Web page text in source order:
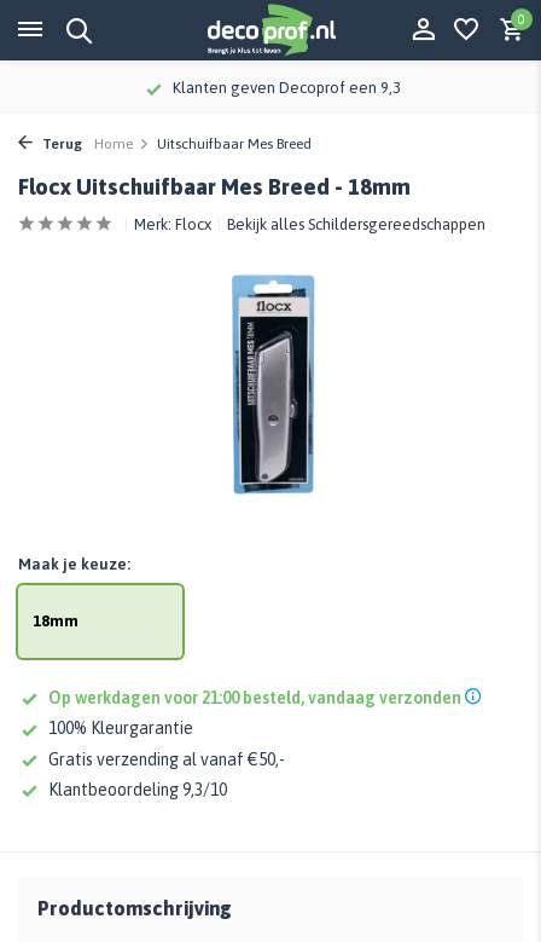
0
Klanten geven Decoprof een 9,3
Terug Home Uitschuifbaar Mes Breed
Flocx Uitschuifbaar Mes Breed - 18mm
Merk: Flocx Bekijk alles Schildersgereedschappen
18mm
Maak je keuze:
Op werkdagen voor 21:00 besteld, vandaag verzonden
100% Kleurgarantie
Gratis verzending al vanaf €50,-
Klantbeoordeling 9,3/10
Productomschrijving